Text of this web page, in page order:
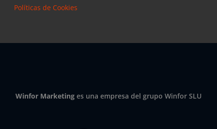
Políticas de Cookies
Winfor Marketing es una empresa del grupo Winfor SLU